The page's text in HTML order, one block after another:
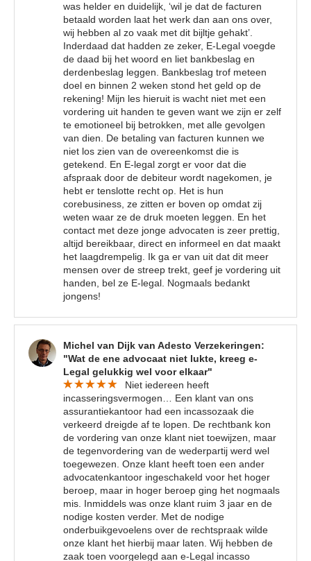
was helder en duidelijk, ‘wil je dat de facturen
betaald worden laat het werk dan aan ons over,
wij hebben al zo vaak met dit bijltje gehakt’.
Inderdaad dat hadden ze zeker, E-Legal voegde
de daad bij het woord en liet bankbeslag en
derdenbeslag leggen. Bankbeslag trof meteen
doel en binnen 2 weken stond het geld op de
rekening! Mijn les hieruit is wacht niet met een
vordering uit handen te geven want we zijn er zelf
te emotioneel bij betrokken, met alle gevolgen
van dien. De betaling van facturen kunnen we
niet los zien van de overeenkomst die is
getekend. En E-legal zorgt er voor dat die
afspraak door de debiteur wordt nagekomen, je
hebt er tenslotte recht op. Het is hun
corebusiness, ze zitten er boven op omdat zij
weten waar ze de druk moeten leggen. En het
contact met deze jonge advocaten is zeer prettig,
altijd bereikbaar, direct en informeel en dat maakt
het laagdrempelig. Ik ga er van uit dat dit meer
mensen over de streep trekt, geef je vordering uit
handen, bel ze E-legal. Nogmaals bedankt
jongens!
Michel van Dijk van Adesto Verzekeringen:
"Wat de ene advocaat niet lukte, kreeg e-
Legal gelukkig wel voor elkaar"
Niet iedereen heeft
incasseringsvermogen… Een klant van ons
assurantiekantoor had een incassozaak die
verkeerd dreigde af te lopen. De rechtbank kon
de vordering van onze klant niet toewijzen, maar
de tegenvordering van de wederpartij werd wel
toegewezen. Onze klant heeft toen een ander
advocatenkantoor ingeschakeld voor het hoger
beroep, maar in hoger beroep ging het nogmaals
mis. Inmiddels was onze klant ruim 3 jaar en de
nodige kosten verder. Met de nodige
onderbuikgevoelens over de rechtspraak wilde
onze klant het hierbij maar laten. Wij hebben de
zaak toen voorgelegd aan e-Legal incasso